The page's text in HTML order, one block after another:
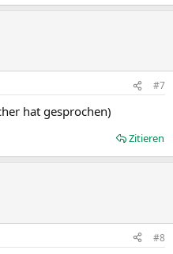
#7
hat gesprochen)
Zitieren
#8